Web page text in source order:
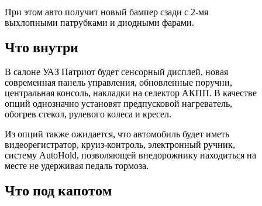
При этом авто получит новый бампер сзади с 2-мя
выхлопными патрубками и диодными фарами.
Что внутри
В салоне УАЗ Патриот будет сенсорный дисплей, новая
современная панель управления, обновленные поручни,
центральная консоль, накладки на селектор АКПП. В качестве
опций однозначно установят предпусковой нагреватель,
обогрев стекол, рулевого колеса и кресел.
Из опций также ожидается, что автомобиль будет иметь
видеорегистратор, круиз-контроль, электронный ручник,
систему AutoHold, позволяющей внедорожнику находиться на
месте не удерживая педаль тормоза.
Что под капотом